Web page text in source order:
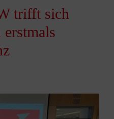
trifft sich
erstmals